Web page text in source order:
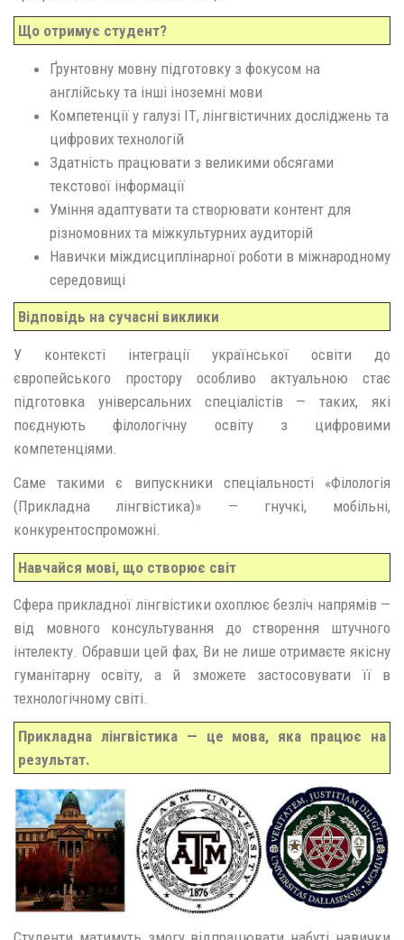
Що отримує студент?
Ґрунтовну мовну підготовку з фокусом на
англійську та інші іноземні мови
Компетенції у галузі ІТ, лінгвістичних досліджень та
цифрових технологій
Здатність працювати з великими обсягами
текстової інформації
Уміння адаптувати та створювати контент для
різномовних та міжкультурних аудиторій
Навички міждисциплінарної роботи в міжнародному
середовищі
Відповідь на сучасні виклики
У контексті інтеграції української освіти до
європейського простору особливо актуальною стає
підготовка універсальних спеціалістів — таких, які
поєднують філологічну освіту з цифровими
компетенціями.
Саме такими є випускники спеціальності «Філологія
(Прикладна лінгвістика)» — гнучкі, мобільні,
конкурентоспроможні.
Навчайся мові, що створює світ
Сфера прикладної лінгвістики охоплює безліч напрямів —
від мовного консультування до створення штучного
інтелекту. Обравши цей фах, Ви не лише отримаєте якісну
гуманітарну освіту, а й зможете застосовувати її в
технологічному світі.
Прикладна лінгвістика — це мова, яка працює на
результат.